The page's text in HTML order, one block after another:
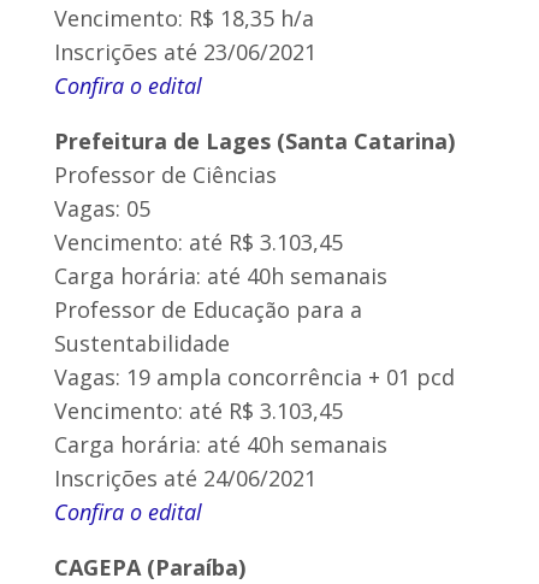
Vencimento: R$ 18,35 h/a
Inscrições até 23/06/2021
Confira o edital
Prefeitura de Lages (Santa Catarina)
Professor de Ciências
Vagas: 05
Vencimento: até R$ 3.103,45
Carga horária: até 40h semanais
Professor de Educação para a
Sustentabilidade
Vagas: 19 ampla concorrência + 01 pcd
Vencimento: até R$ 3.103,45
Carga horária: até 40h semanais
Inscrições até 24/06/2021
Confira o edital
CAGEPA (Paraíba)